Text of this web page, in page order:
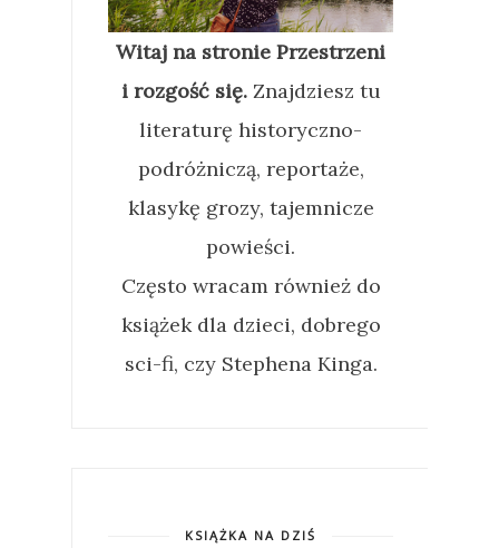
Witaj na stronie Przestrzeni
i rozgość się. Znajdziesz tu
literaturę historyczno-
podróżniczą, reportaże,
klasykę grozy, tajemnicze
powieści.
Często wracam również do
książek dla dzieci, dobrego
sci-fi, czy Stephena Kinga.
KSIĄŻKA NA DZIŚ